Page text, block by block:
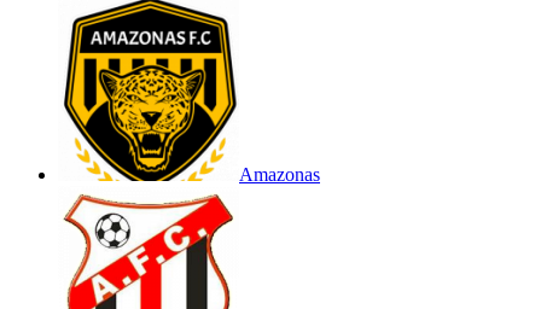
Amazonas